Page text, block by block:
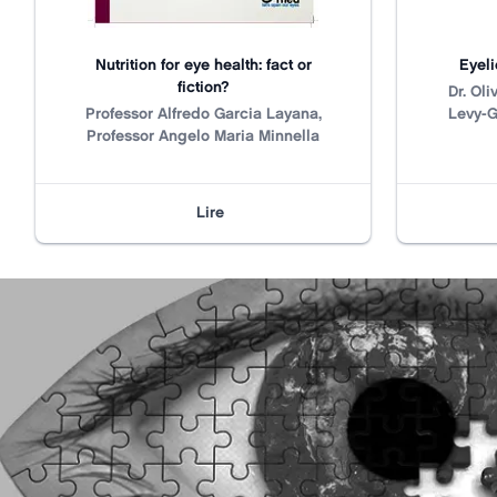
Nutrition for eye health: fact or
fiction?
Title
Professor Alfredo Garcia Layana,
Professor Angelo Maria Minnella
N/A
Lire
Title
Dr.
Levy-
N/A